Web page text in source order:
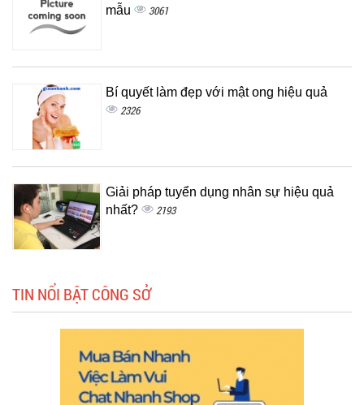
mẫu
3061
Bí quyết làm đẹp với mật ong hiệu quả
2326
Giải pháp tuyển dụng nhân sự hiệu quả
nhất?
2193
TIN NỔI BẬT CÔNG SỞ